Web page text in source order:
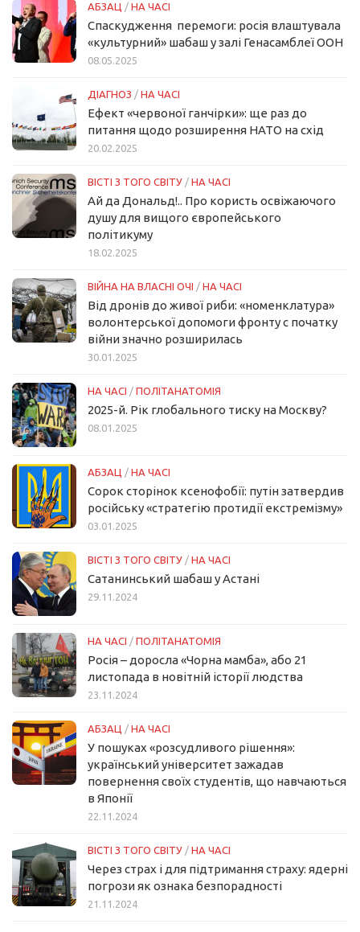
АБЗАЦ / НА ЧАСІ
Спаскудження перемоги: росія влаштувала
«культурний» шабаш у залі Генасамблеї ООН
08.05.2025
ДІАГНОЗ / НА ЧАСІ
Ефект «червоної ганчірки»: ще раз до
питання щодо розширення НАТО на схід
20.02.2025
ВІСТІ З ТОГО СВІТУ / НА ЧАСІ
Ай да Дональд!.. Про користь освіжаючого
душу для вищого європейського
політикуму
18.02.2025
ВІЙНА НА ВЛАСНІ ОЧІ / НА ЧАСІ
Від дронів до живої риби: «номенклатура»
волонтерської допомоги фронту с початку
війни значно розширилась
30.01.2025
НА ЧАСІ / ПОЛІТАНАТОМІЯ
2025-й. Рік глобального тиску на Москву?
08.01.2025
АБЗАЦ / НА ЧАСІ
Сорок сторінок ксенофобії: путін затвердив
російську «стратегію протидії екстремізму»
03.01.2025
ВІСТІ З ТОГО СВІТУ / НА ЧАСІ
Сатанинський шабаш у Астані
29.11.2024
НА ЧАСІ / ПОЛІТАНАТОМІЯ
Росія – доросла «Чорна мамба», або 21
листопада в новітній історії людства
23.11.2024
АБЗАЦ / НА ЧАСІ
У пошуках «розсудливого рішення»:
український університет зажадав
повернення своїх студентів, що навчаються
в Японії
22.11.2024
ВІСТІ З ТОГО СВІТУ / НА ЧАСІ
Через страх і для підтримання страху: ядерні
погрози як ознака безпорадності
21.11.2024